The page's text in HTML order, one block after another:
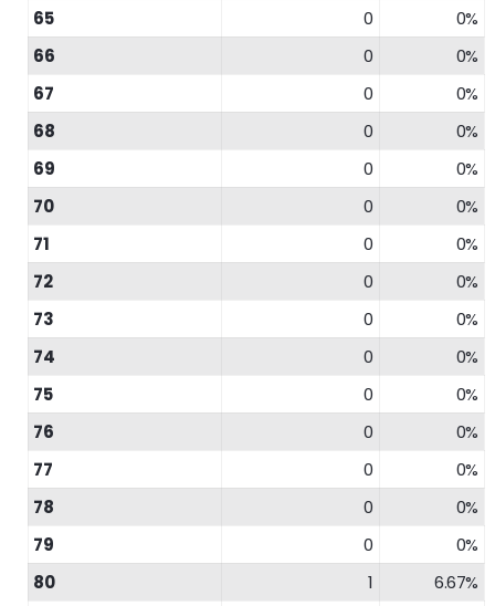
65
0
0%
66
0
0%
67
0
0%
68
0
0%
69
0
0%
70
0
0%
71
0
0%
72
0
0%
73
0
0%
74
0
0%
75
0
0%
76
0
0%
77
0
0%
78
0
0%
79
0
0%
80
1
6.67%